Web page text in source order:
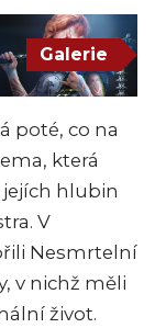
Galerie
poté, co na
která
hlubin
V
Nesmrtelní
v nichž měli
život.